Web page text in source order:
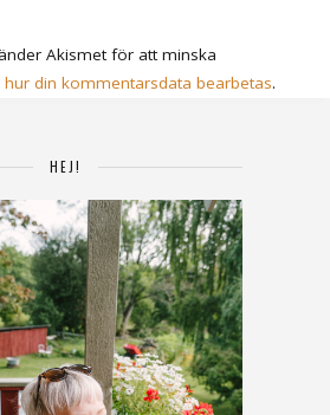
Akismet för att minska
din kommentarsdata bearbetas.
HEJ!